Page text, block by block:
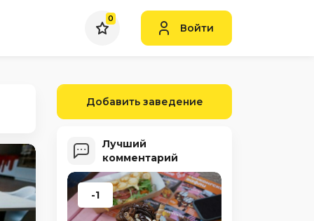
0
Войти
Добавить заведение
Лучший
комментарий
-1